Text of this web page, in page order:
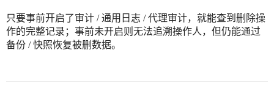
只要事前开启了审计 / 通用日志 / 代理审计，就能查到删除操
作的完整记录；事前未开启则无法追溯操作人，但仍能通过
备份 / 快照恢复被删数据。